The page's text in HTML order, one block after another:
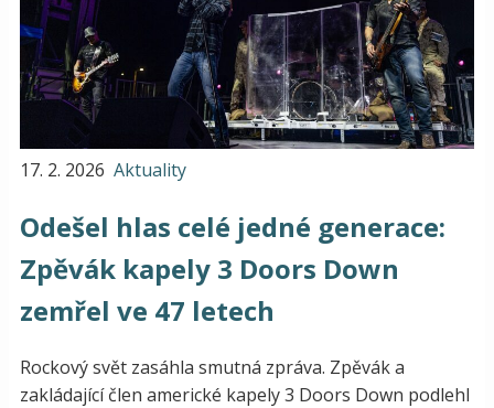
17. 2. 2026 Aktuality
Odešel hlas celé jedné generace:
Zpěvák kapely 3 Doors Down
zemřel ve 47 letech
Rockový svět zasáhla smutná zpráva. Zpěvák a
zakládající člen americké kapely 3 Doors Down podlehl